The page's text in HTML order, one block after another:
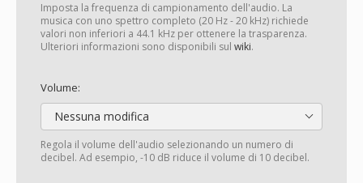
Imposta la frequenza di campionamento dell'audio. La
musica con uno spettro completo (20 Hz - 20 kHz) richiede
valori non inferiori a 44.1 kHz per ottenere la trasparenza.
Ulteriori informazioni sono disponibili sul wiki.
Volume:
Nessuna modifica
Regola il volume dell'audio selezionando un numero di
decibel. Ad esempio, -10 dB riduce il volume di 10 decibel.